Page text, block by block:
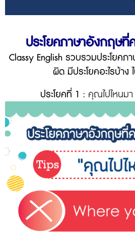
ประโยคภาษาอังกฤษที่
Classy English รวบรวมประโยคภ
ผิด มีประโยคอะไรบ้าง
ประโยคที่ 1 : คุณไปไหนม